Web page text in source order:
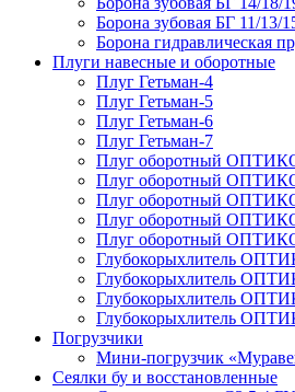
Борона зубовая БГ 11/13/
Борона гидравлическая
Плуги навесные и оборотные
Плуг Гетьман-4
Плуг Гетьман-5
Плуг Гетьман-6
Плуг Гетьман-7
Плуг оборотный
Плуг оборотный
Плуг оборотный
Плуг оборотный
Плуг оборотный
Глубокорыхлитель
Глубокорыхлитель
Глубокорыхлитель
Глубокорыхлитель
Погрузчики
Мини-погрузчик
Сеялки бу и восстановленные